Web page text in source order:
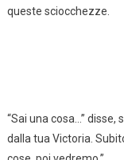
queste sciocchezze.
“Sai una cosa…”
dalla tua Victoria.